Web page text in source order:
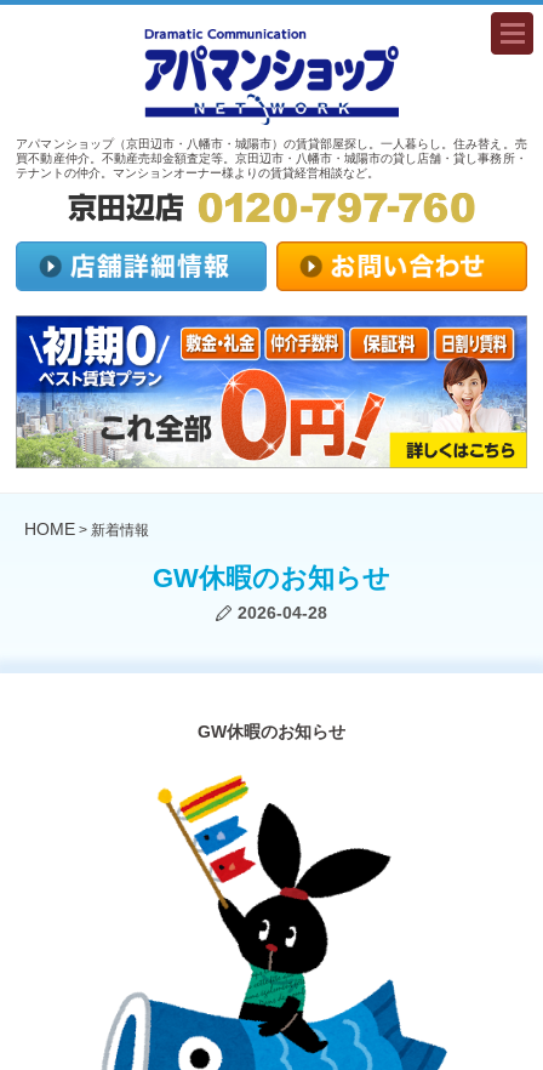
アパマンショップ（京田辺市・八幡市・城陽市）の賃貸部屋探し。一人暮らし。住み替え。売
買不動産仲介。不動産売却金額査定等。京田辺市・八幡市・城陽市の貸し店舗・貸し事務所・
テナントの仲介。マンションオーナー様よりの賃貸経営相談など。
HOME > 新着情報
GW休暇のお知らせ
2026-04-28
GW休暇のお知らせ